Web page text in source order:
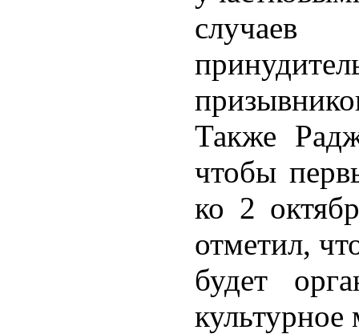
случаев
Также
чтобы
ко 2
отметил,
будет
культурное